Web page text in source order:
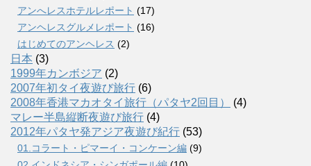
アンへレスホテルレポート (17)
アンヘレスグルメレポート (16)
はじめてのアンヘレス (2)
日本 (3)
1999年カンボジア (2)
2007年初タイ夜遊び旅行 (6)
2008年香港マカオタイ旅行（パタヤ2回目）
(4)
マレー半島縦断夜遊び旅行 (4)
2012年パタヤ発アジア夜遊び紀行 (53)
01.コラート・ピマーイ・コンケーン編 (9)